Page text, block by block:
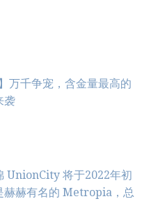
万千争宠，含金量最高的
袭
UnionCity 将于2022年初
赫赫有名的 Metropia，总